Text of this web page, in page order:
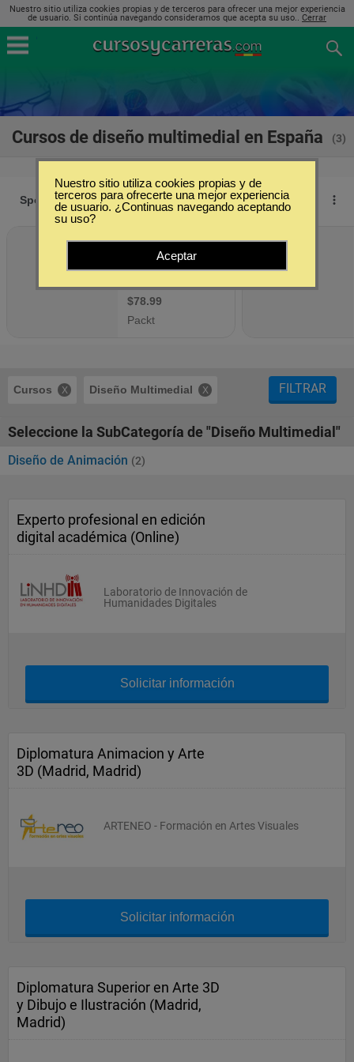
Nuestro sitio utiliza cookies propias y de terceros para ofrecer una mejor experiencia
de usuario. Si continúa navegando consideramos que acepta su uso.. Cerrar
Cursos de diseño multimedial en España (3)
Cursos Diseño Multimedial FILTRAR
Seleccione la SubCategoría de "Diseño Multimedial"
Diseño de Animación (2)
Experto profesional en edición
digital académica (Online)
Laboratorio de Innovación de
Humanidades Digitales
Solicitar información
Diplomatura Animacion y Arte
3D (Madrid, Madrid)
ARTENEO - Formación en Artes Visuales
Solicitar información
Diplomatura Superior en Arte 3D
y Dibujo e Ilustración (Madrid,
Madrid)
Nuestro sitio utiliza cookies propias y de
terceros para ofrecerte una mejor experiencia
de usuario. ¿Continuas navegando aceptando
su uso?
Aceptar